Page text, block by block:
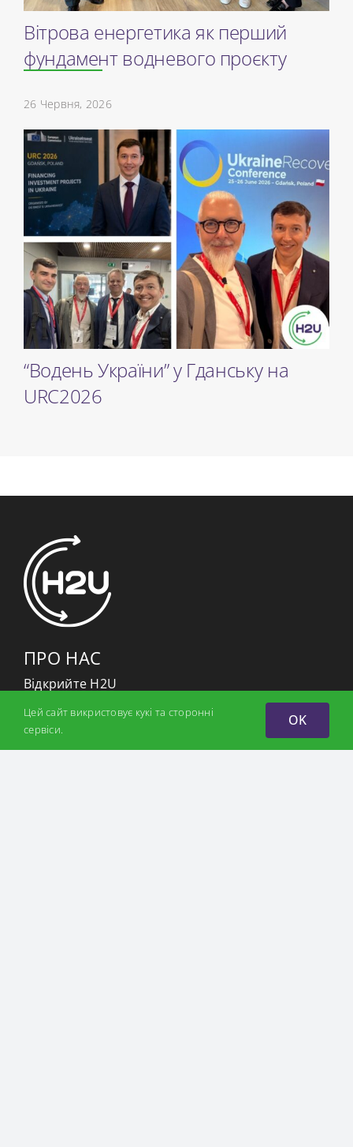
Вітрова енергетика як перший
фундамент водневого проєкту
26 Червня, 2026
“Водень України” у ​​Гданську на
URC2026
ПРО НАС
Відкрийте H2U
Місія
Партнери
Команда
Цей сайт викристовує кукі та сторонні
сервіси.
OK